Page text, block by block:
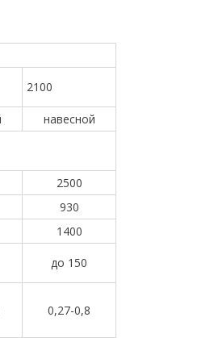
2100
навесной
2500
930
1400
до 150
0,27-0,8